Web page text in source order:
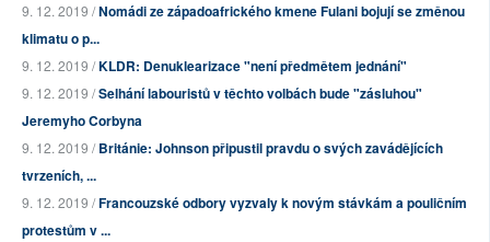
9. 12. 2019 /Nomádi ze západoafrického kmene Fulani bojují se změnou
klimatu o p...
9. 12. 2019 /KLDR: Denuklearizace "není předmětem jednání"
9. 12. 2019 /Selhání labouristů v těchto volbách bude "zásluhou"
Jeremyho Corbyna
9. 12. 2019 /Británie: Johnson připustil pravdu o svých zavádějících
tvrzeních, ...
9. 12. 2019 /Francouzské odbory vyzvaly k novým stávkám a pouličním
protestům v ...